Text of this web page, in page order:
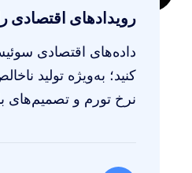
رویدادهای اقتصادی
داده‌های اقتصادی
نرخ تورم و تصمیم‌های